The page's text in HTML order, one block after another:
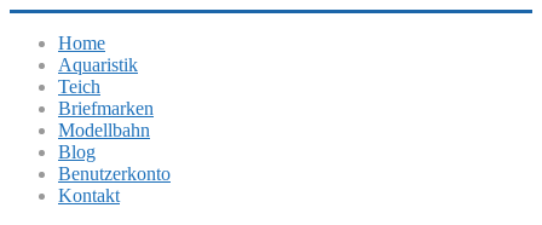
Home
Aquaristik
Teich
Briefmarken
Modellbahn
Blog
Benutzerkonto
Kontakt